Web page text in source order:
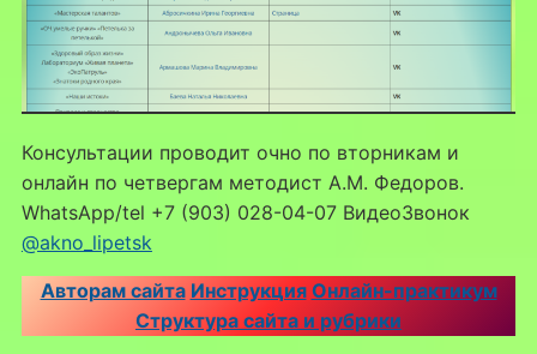
Консультации проводит очно по вторникам и
онлайн по четвергам методист А.М. Федоров.
WhatsApp/tel +7 (903) 028-04-07 ВидеоЗвонок
@akno_lipetsk
Авторам сайта Инструкция Онлайн-практикум
Структура сайта и рубрики